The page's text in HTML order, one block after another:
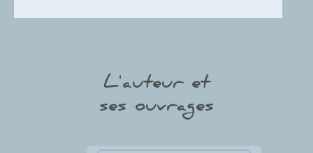
L'auteur et
ses ouvrages